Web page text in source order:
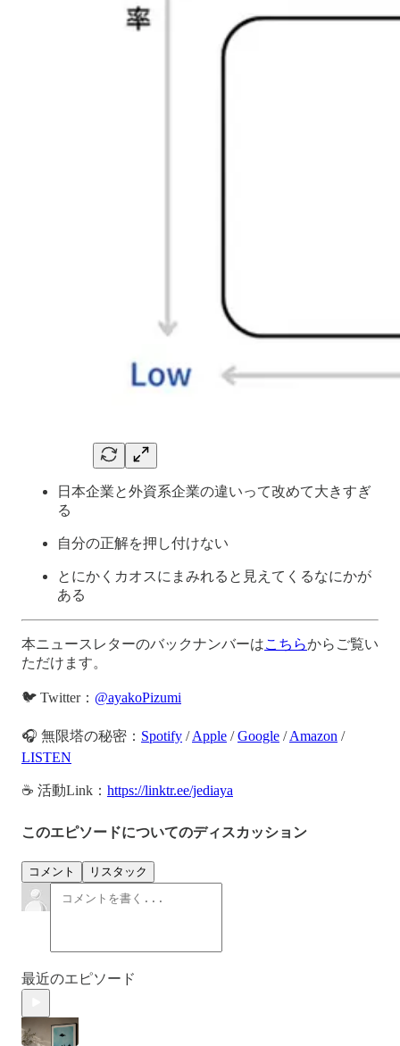
日本企業と外資系企業の違いって改めて大きすぎ
る
自分の正解を押し付けない
とにかくカオスにまみれると見えてくるなにかが
ある
本ニュースレターのバックナンバーはこちらからご覧い
ただけます。
🐦 Twitter： @ayakoPizumi
🎧 無限塔の秘密： Spotify /Apple /Google /Amazon /
LISTEN
☕️ 活動Link： https://linktr.ee/jediaya
このエピソードについてのディスカッション
コメント リスタック
最近のエピソード